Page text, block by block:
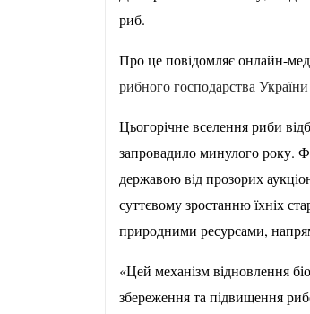
риб.
Про це повідомляє онлайн-
рибного господарства
Цьогорічне вселення риби
запровадило минулого року.
державою від прозорих
суттєвому зростанню їхніх
природними ресурсами,
«Цей механізм відновлення
збереження та підвищення